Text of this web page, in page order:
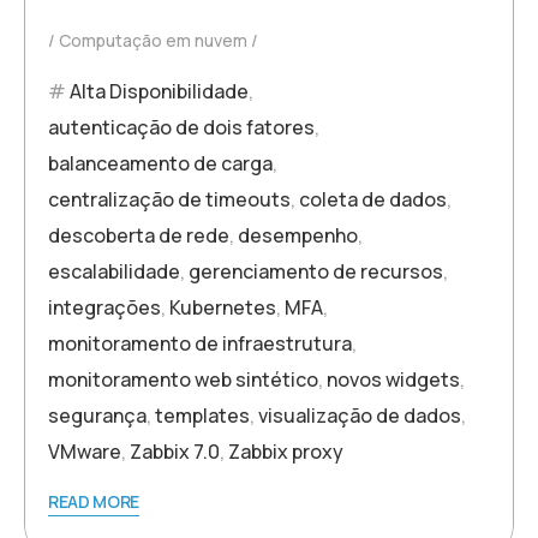
Computação em nuvem
Alta Disponibilidade,
autenticação de dois fatores,
balanceamento de carga,
centralização de timeouts, coleta de dados,
descoberta de rede, desempenho,
escalabilidade, gerenciamento de recursos,
integrações, Kubernetes, MFA,
monitoramento de infraestrutura,
monitoramento web sintético, novos widgets,
segurança,templates,visualização de dados,
VMware, Zabbix 7.0, Zabbix proxy
READ MORE